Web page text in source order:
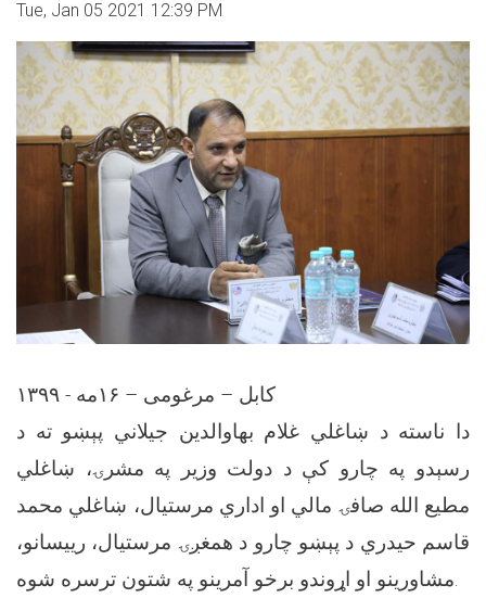
Tue, Jan 05 2021 12:39 PM
کابل – مرغومی – ۱۶مه - ۱۳۹۹
دا ناسته د ښاغلي غلام بهاوالدین جیلاني پېښو ته د
رسېدو په چارو کې د دولت وزیر په مشرۍ، ښاغلي
مطیع الله صافۍ مالي او اداري مرستیال، ښاغلي محمد
قاسم حیدري د پېښو چارو د همغږۍ مرستیال، رییسانو،
مشاورینو او اړوندو برخو آمرینو په شتون ترسره شوه.